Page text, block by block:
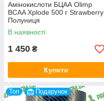
Амінокислоти БЦАА Olimp
BCAA Xplode 500 г Strawberry
Полуниця
В наявності
1 450 ₴
Купити
Топ Подарунок